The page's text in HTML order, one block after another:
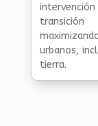
urbanos,
tierra.